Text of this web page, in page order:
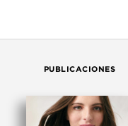
PUBLICACIONES